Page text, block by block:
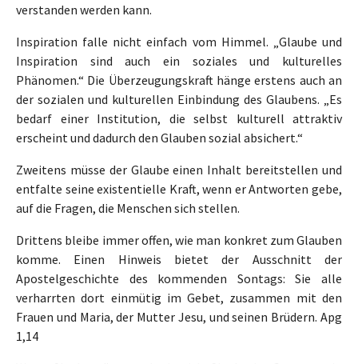
verstanden werden kann.
Inspiration falle nicht einfach vom Himmel. „Glaube und
Inspiration sind auch ein soziales und kulturelles
Phänomen.“ Die Überzeugungskraft hänge erstens auch an
der sozialen und kulturellen Einbindung des Glaubens. „Es
bedarf einer Institution, die selbst kulturell attraktiv
erscheint und dadurch den Glauben sozial absichert.“
Zweitens müsse der Glaube einen Inhalt bereitstellen und
entfalte seine existentielle Kraft, wenn er Antworten gebe,
auf die Fragen, die Menschen sich stellen.
Drittens bleibe immer offen, wie man konkret zum Glauben
komme. Einen Hinweis bietet der Ausschnitt der
Apostelgeschichte des kommenden Sontags: Sie alle
verharrten dort einmütig im Gebet, zusammen mit den
Frauen und Maria, der Mutter Jesu, und seinen Brüdern. Apg
1,14